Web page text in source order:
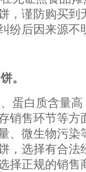
，谨防购买到
纷后因来源不
。
蛋白质含量
销售环节等方
、微生物污染
，选择有合法
择正规的销售